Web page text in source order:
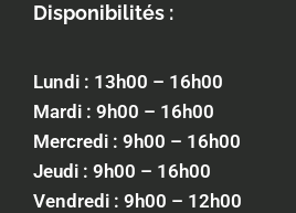
Disponibilités :
Lundi : 13h00 – 16h00
Mardi : 9h00 – 16h00
Mercredi : 9h00 – 16h00
Jeudi : 9h00 – 16h00
Vendredi : 9h00 – 12h00